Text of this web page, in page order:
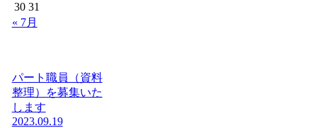
30 31
« 7月
パート職員（資料
整理）を募集いた
します
2023.09.19